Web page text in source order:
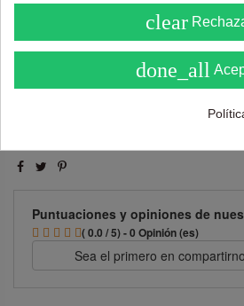
Añadir al
Puntuaciones y opiniones de
( 0.0 / 5) - 0 Opinión (es)
Sea el primero en
clear
done_all